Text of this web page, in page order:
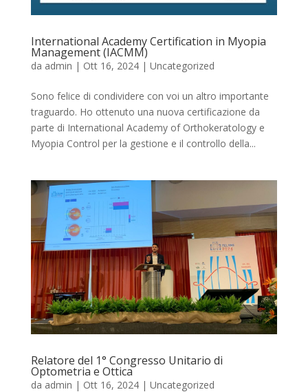
International Academy Certification in Myopia
Management (IACMM)
da admin | Ott 16, 2024| Uncategorized
Sono felice di condividere con voi un altro importante
traguardo. Ho ottenuto una nuova certificazione da
parte di International Academy of Orthokeratology e
Myopia Control per la gestione e il controllo della...
Relatore del 1° Congresso Unitario di
Optometria e Ottica
da admin | Ott 16, 2024| Uncategorized